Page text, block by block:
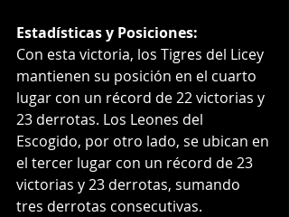
Estadísticas y Posiciones:
Con esta victoria, los Tigres del Licey
mantienen su posición en el cuarto
lugar con un récord de 22 victorias y
23 derrotas. Los Leones del
Escogido, por otro lado, se ubican en
el tercer lugar con un récord de 23
victorias y 23 derrotas, sumando
tres derrotas consecutivas.